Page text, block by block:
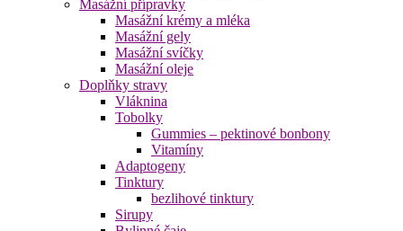
Masážní přípravky
Masážní krémy a mléka
Masážní gely
Masážní svíčky
Masážní oleje
Doplňky stravy
Vláknina
Tobolky
Gummies – pektinové bonbony
Vitamíny
Adaptogeny
Tinktury
bezlihové tinktury
Sirupy